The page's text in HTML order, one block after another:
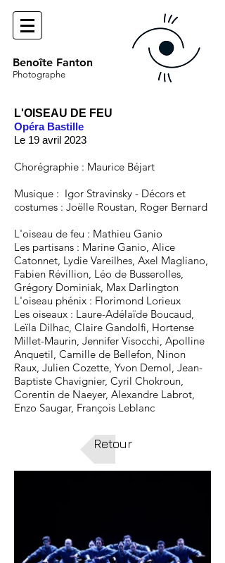
Benoîte Fanton
Photographe
L'OISEAU DE FEU
Opéra Bastille
Le 19 avril 2023
Chorégraphie : Maurice Béjart
Musique : Igor Stravinsky - Décors et
costumes : Joëlle Roustan, Roger Bernard
L'oiseau de feu : Mathieu Ganio
Les partisans : Marine Ganio, Alice
Catonnet, Lydie Vareilhes, Axel Magliano,
Fabien Révillion, Léo de Busserolles,
Grégory Dominiak, Max Darlington
L'oiseau phénix : Florimond Lorieux
Les oiseaux : Laure-Adélaïde Boucaud,
Leïla Dilhac, Claire Gandolfi, Hortense
Millet-Maurin, Jennifer Visocchi, Apolline
Anquetil, Camille de Bellefon, Ninon
Raux, Julien Cozette, Yvon Demol, Jean-
Baptiste Chavignier, Cyril Chokroun,
Corentin de Naeyer, Alexandre Labrot,
Enzo Saugar, François Leblanc
Retour